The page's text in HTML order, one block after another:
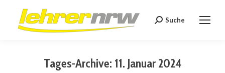
Search:
Suche
Tages-Archive: 11. Januar 2024